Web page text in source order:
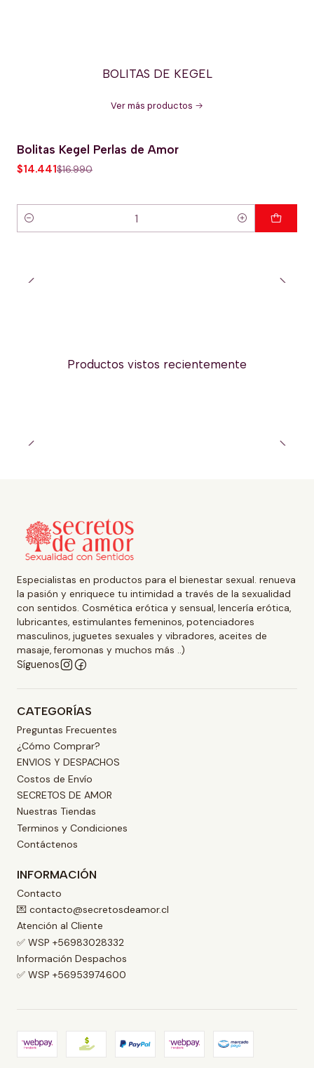
BOLITAS DE KEGEL
Ver más productos
-15% OFERTA HOT
Bolitas Kegel Perlas de Amor
$14.441$16.990
Cantidad
Productos vistos recientemente
Especialistas en productos para el bienestar sexual. renueva
la pasión y enriquece tu intimidad a través de la sexualidad
con sentidos. Cosmética erótica y sensual, lencería erótica,
lubricantes, estimulantes femeninos, potenciadores
masculinos, juguetes sexuales y vibradores, aceites de
masaje, feromonas y muchos más ..)
Síguenos
CATEGORÍAS
Preguntas Frecuentes
¿Cómo Comprar?
ENVIOS Y DESPACHOS
Costos de Envío
SECRETOS DE AMOR
Nuestras Tiendas
Terminos y Condiciones
Contáctenos
INFORMACIÓN
Contacto
💌 contacto@secretosdeamor.cl
Atención al Cliente
✅ WSP +56983028332
Información Despachos
✅ WSP +56953974600